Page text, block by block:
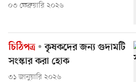
০৩ ফেব্রুয়ারি ২০২৬
চিঠিপত্র
কৃষকদের জন্য গুদামটি
সংস্কার করা হোক
৩১ জানুয়ারি ২০২৬